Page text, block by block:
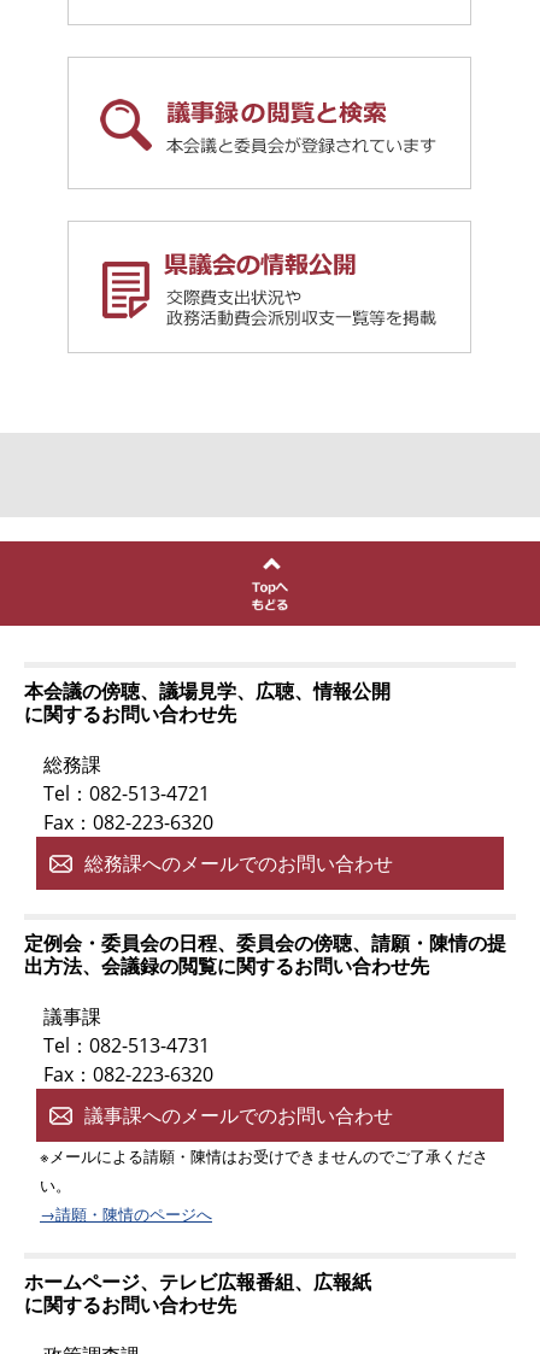
本会議の傍聴、議場見学、広聴、情報公開
に関するお問い合わせ先
総務課
Tel：082-513-4721
Fax：082-223-6320
総務課へのメールでのお問い合わせ
定例会・委員会の日程、委員会の傍聴、請願・陳情の提
出方法、会議録の閲覧に関するお問い合わせ先
議事課
Tel：082-513-4731
Fax：082-223-6320
議事課へのメールでのお問い合わせ
※メールによる請願・陳情はお受けできませんのでご了承くださ
い。
→請願・陳情のページへ
ホームページ、テレビ広報番組、広報紙
に関するお問い合わせ先